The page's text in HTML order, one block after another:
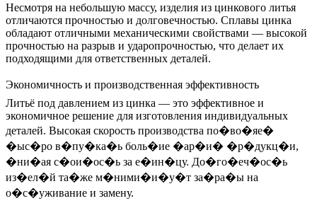
Несмотря на небольшую массу, изделия из цинкового литья
отличаются прочностью и долговечностью. Сплавы цинка
обладают отличными механическими свойствами — высокой
прочностью на разрыв и ударопрочностью, что делает их
подходящими для ответственных деталей.
Экономичность и производственная эффективность
Литьё под давлением из цинка — это эффективное и
экономичное решение для изготовления индивидуальных
деталей. Высокая скорость производства по�во�яе�
�ыс�ро в�пу�ка�ь боль�ие �ар�и� �р�дукц�и,
�ни�ая с�ои�ос�ь за е�ин�цу. До�го�еч�ос�ь
из�ел�й та�же м�ними�и�у�т за�ра�ы на
о�с�уживание и замену.